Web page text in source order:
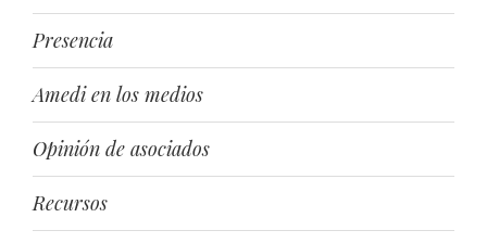
Presencia
Amedi en los medios
Opinión de asociados
Recursos